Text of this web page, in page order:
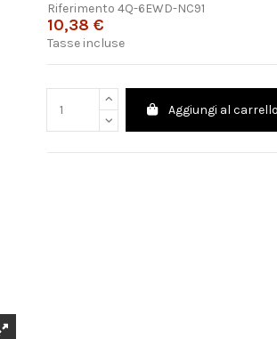
Riferimento 4Q-6EWD-NC91
10,38 €
Tasse incluse
Aggiungi al carrello